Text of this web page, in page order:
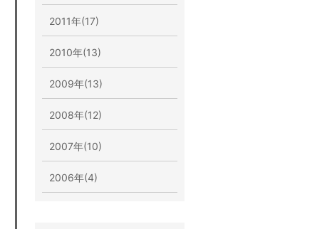
2011年(17)
2010年(13)
2009年(13)
2008年(12)
2007年(10)
2006年(4)